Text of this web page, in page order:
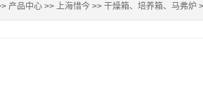
产品中心 >> 上海惜今 >> 干燥箱、培养箱、马弗炉